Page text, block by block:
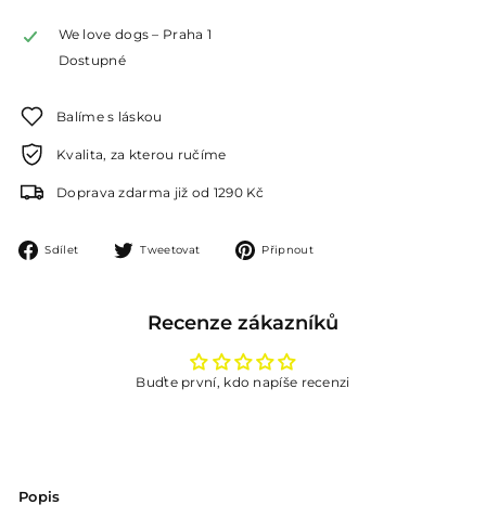
We love dogs – Praha 1
Dostupné
Balíme s láskou
Kvalita, za kterou ručíme
Doprava zdarma již od 1290 Kč
Sdílet
Sdílet
Tweetovat
TweetovatPřipnout
Recenze zákazníků
Buďte první, kdo napíše recenzi
Popis